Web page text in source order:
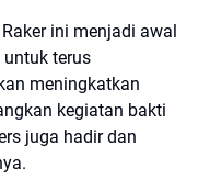
ini menjadi awal
terus
meningkatkan
kegiatan bakti
juga hadir dan